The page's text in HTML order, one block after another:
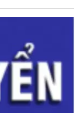
Thiếu tướng,
viện Chính trị